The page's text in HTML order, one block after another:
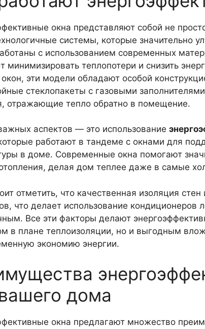
окна представляют собой не
системы, которые значительно
с использованием современных
минимизировать теплопотери и снизить
эти модели обладают особой
стеклопакеты с газовыми
отражающие тепло обратно в помещение.
аспектов — это использование
работают в тандеме с окнами для
в доме. Современные окна помогают
делая дом теплее даже в самые
отметить, что качественная изоляция
что делает использование
Все эти факторы делают
в плане теплоизоляции, но и выгодным
экономию энергии.
дома
окна предлагают множество